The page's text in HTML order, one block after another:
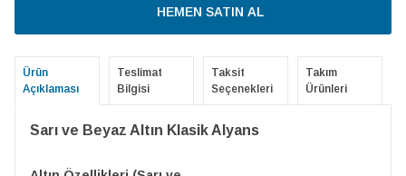
HEMEN SATIN AL
Ürün
Açıklaması
Teslimat
Bilgisi
Taksit
Seçenekleri
Takım
Ürünleri
Sarı ve Beyaz Altın Klasik Alyans